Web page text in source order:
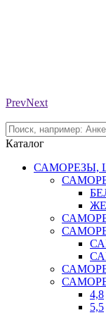
PrevNext
Каталог
САМОРЕЗЫ,
4,8
5,5